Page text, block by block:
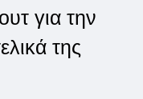
για την
της